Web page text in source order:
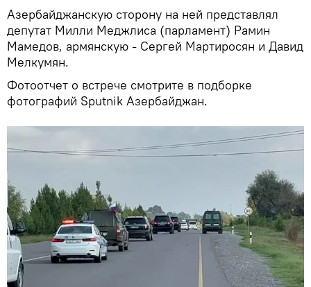
Азербайджанскую сторону на ней представлял
депутат Милли Меджлиса (парламент) Рамин
Мамедов, армянскую - Сергей Мартиросян и Давид
Мелкумян.
Фотоотчет о встрече смотрите в подборке
фотографий Sputnik Азербайджан.